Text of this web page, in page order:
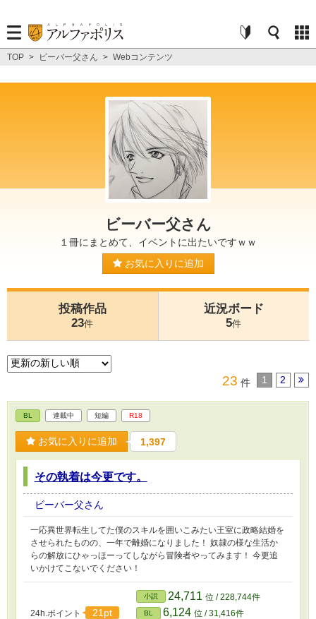
TOP > ビーバー父さん > Webコンテンツ
ビーバー父さん
１冊にまとめて、イベントに出たいですｗｗ
お気に入りに追加
投稿作品
23件
近況ボード
5件
23 件 1 2
BL 連載中 短編 R18
お気に入りに追加 1,397
その執着は今更です。
ビーバー父さん
一応異世界転生してた僕のスキルを囲いこみたい王室に政略結婚を
させられたものの、一年で離婚になりました！ 奴隷の様な生活か
らの解放にひゃっほーってしながら冒険者やってみます！ 今更追
いかけてこないでください！
24h.ポイント 21pt
小説 24,711 位 / 228,744件
BL 6,124 位 / 31,416件